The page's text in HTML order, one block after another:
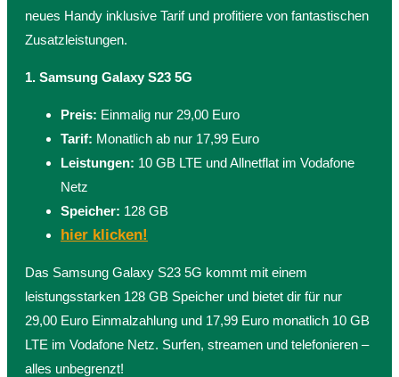
neues Handy inklusive Tarif und profitiere von fantastischen
Zusatzleistungen.
1. Samsung Galaxy S23 5G
Preis: Einmalig nur 29,00 Euro
Tarif: Monatlich ab nur 17,99 Euro
Leistungen: 10 GB LTE und Allnetflat im Vodafone
Netz
Speicher: 128 GB
hier klicken!
Das Samsung Galaxy S23 5G kommt mit einem
leistungsstarken 128 GB Speicher und bietet dir für nur
29,00 Euro Einmalzahlung und 17,99 Euro monatlich 10 GB
LTE im Vodafone Netz. Surfen, streamen und telefonieren –
alles unbegrenzt!